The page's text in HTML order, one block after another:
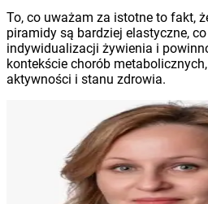
To, co uważam za istotne to fakt,
piramidy są bardziej elastyczne,
indywidualizacji żywienia i
kontekście chorób
aktywności i stanu zdrowia.